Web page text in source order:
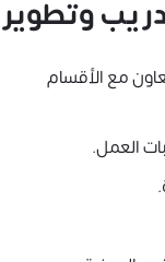
وتطوير
مع الأقسام
العمل.